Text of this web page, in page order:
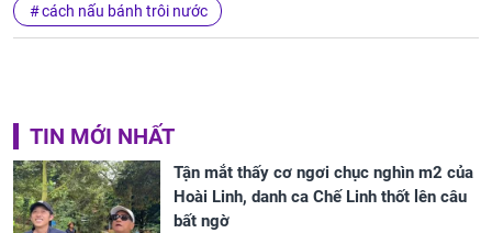
cách nấu bánh trôi nước
TIN MỚI NHẤT
Tận mắt thấy cơ ngơi chục nghìn m2 của
Hoài Linh, danh ca Chế Linh thốt lên câu
bất ngờ